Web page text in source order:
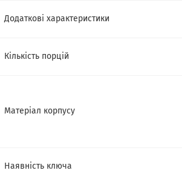
Додаткові характеристики
Кількість порцій
Матеріал корпусу
Наявність ключа